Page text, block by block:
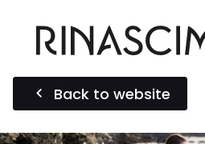
Back to website